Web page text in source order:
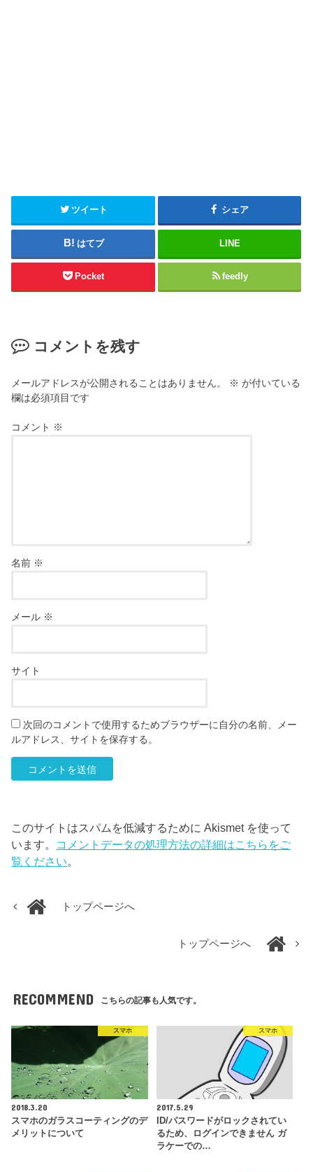
ツイート シェア
はてブ LINE
Pocket feedly
コメントを残す
メールアドレスが公開されることはありません。 ※ が付いている
欄は必須項目です
コメント ※
名前 ※
メール ※
サイト
次回のコメントで使用するためブラウザーに自分の名前、メー
ルアドレス、サイトを保存する。
このサイトはスパムを低減するために Akismet を使って
います。 コメントデータの処理方法の詳細はこちらをご
覧ください。
トップページへ
トップページへ
RECOMMEND こちらの記事も人気です。
スマホ
2018.3.20
スマホのガラスコーティングのデ
メリットについて
スマホ
2017.5.29
ID/パスワードがロックされてい
るため、ログインできません ガ
ラケーでの…